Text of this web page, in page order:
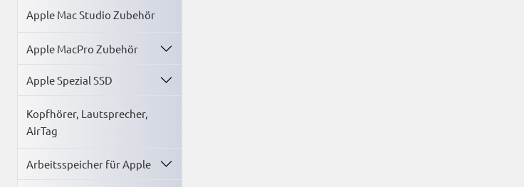
Apple Mac Studio Zubehör
Apple MacPro Zubehör
Apple Spezial SSD
Kopfhörer, Lautsprecher,
AirTag
Arbeitsspeicher für Apple